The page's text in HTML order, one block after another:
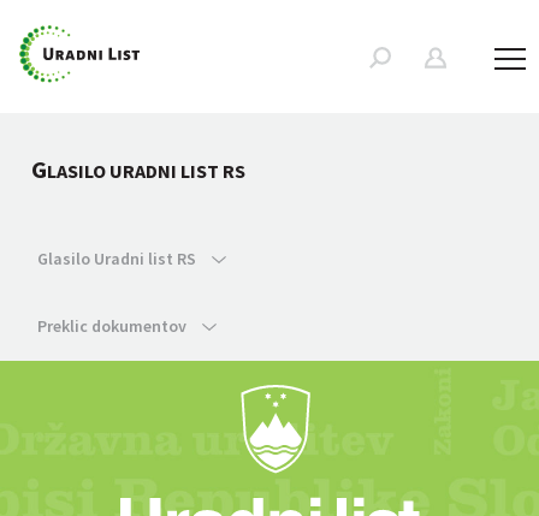
GLASILO URADNI LIST RS
Glasilo Uradni list RS
Preklic dokumentov